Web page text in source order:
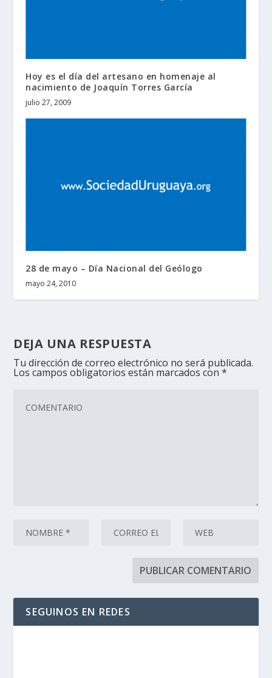
Hoy es el día del artesano en homenaje al
nacimiento de Joaquín Torres García
julio 27, 2009
28 de mayo – Día Nacional del Geólogo
mayo 24, 2010
DEJA UNA RESPUESTA
Tu dirección de correo electrónico no será publicada.
Los campos obligatorios están marcados con*
SEGUINOS EN REDES